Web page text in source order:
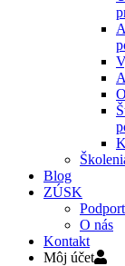
Blog
ZÚSK
O nás
Kontakt
Môj účet